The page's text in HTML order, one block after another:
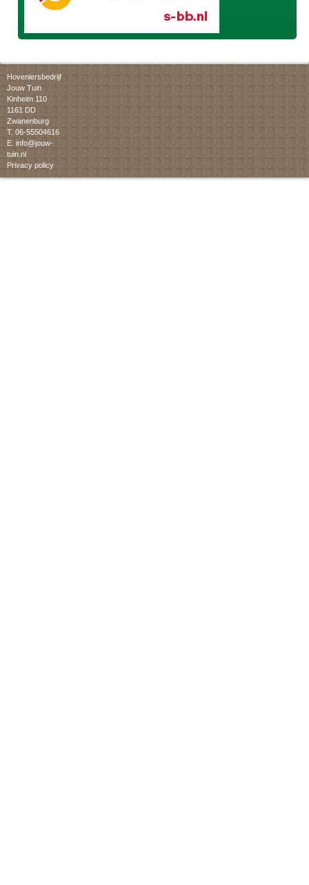
Hoveniersbedrijf
Jouw Tuin
Kinheim 110
1161 DD
Zwanenburg
T. 06-55504616
E. info@jouw-
tuin.nl
Privacy policy